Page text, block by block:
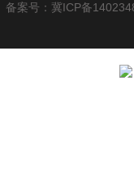
备案号：冀ICP备